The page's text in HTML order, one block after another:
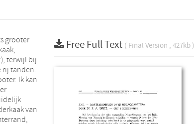
Free Full Text ( Final Version , 427kb )